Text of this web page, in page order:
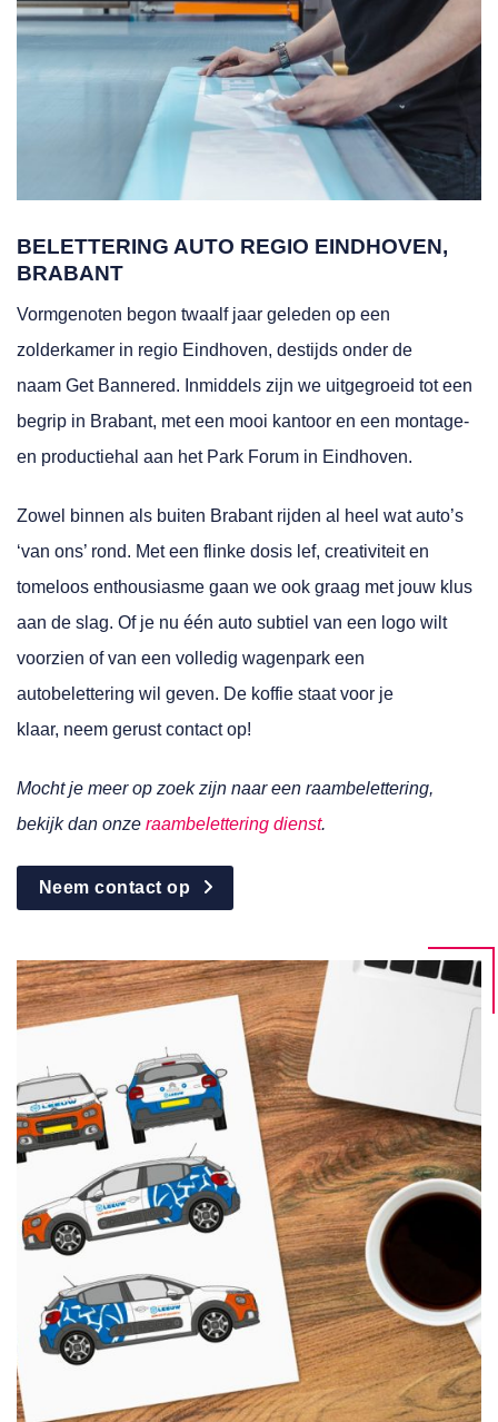
BELETTERING AUTO REGIO EINDHOVEN,
BRABANT
Vormgenoten begon twaalf jaar geleden op een
zolderkamer in regio Eindhoven, destijds onder de
naam Get Bannered. Inmiddels zijn we uitgegroeid tot een
begrip in Brabant, met een mooi kantoor en een montage-
en productiehal aan het Park Forum in Eindhoven.
Zowel binnen als buiten Brabant rijden al heel wat auto’s
‘van ons’ rond. Met een flinke dosis lef, creativiteit en
tomeloos enthousiasme gaan we ook graag met jouw klus
aan de slag. Of je nu één auto subtiel van een logo wilt
voorzien of van een volledig wagenpark een
autobelettering wil geven. De koffie staat voor je
klaar, neem gerust contact op!
Mocht je meer op zoek zijn naar een raambelettering,
bekijk dan onze raambelettering dienst.
Neem contact op